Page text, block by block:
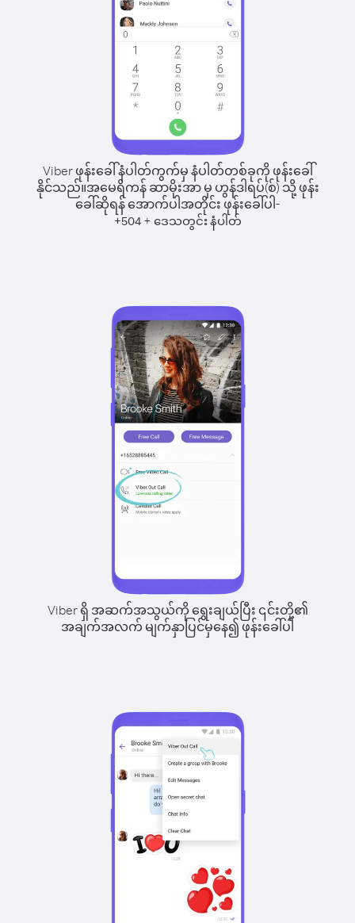
Viber ဖုန်းခေါ်နံပါတ်ကွက်မှ နံပါတ်တစ်ခုကို ဖုန်းခေါ်
နိုင်သည်။အမေရိကန် ဆာမိုးအာ မှ ဟွန်ဒါရပ်(စ်) သို့ ဖုန်း
ခေါ်ဆိုရန် အောက်ပါအတိုင်း ဖုန်းခေါ်ပါ-
+504+ ဒေသတွင်း နံပါတ်
Viber ရှိ အဆက်အသွယ်ကို ရွေးချယ်ပြီး ၎င်းတို့၏
အချက်အလက် မျက်နှာပြင်မှနေ၍ ဖုန်းခေါ်ပါ